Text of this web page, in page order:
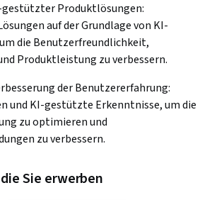
Produktlösungen:
auf der Grundlage von KI-
die Benutzerfreundlichkeit,
Produktleistung zu verbessern.
der Benutzererfahrung:
und KI-gestützte Erkenntnisse, um die
zu optimieren und
zu verbessern.
Sie erwerben